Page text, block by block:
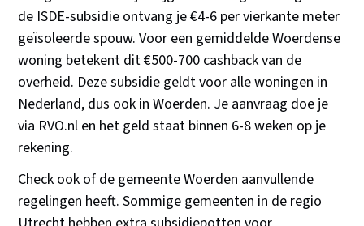
de ISDE-subsidie ontvang je €4-6 per vierkante meter
geïsoleerde spouw. Voor een gemiddelde Woerdense
woning betekent dit €500-700 cashback van de
overheid. Deze subsidie geldt voor alle woningen in
Nederland, dus ook in Woerden. Je aanvraag doe je
via RVO.nl en het geld staat binnen 6-8 weken op je
rekening.
Check ook of de gemeente Woerden aanvullende
regelingen heeft. Sommige gemeenten in de regio